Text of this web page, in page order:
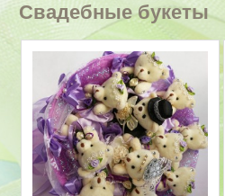
Свадебные букеты